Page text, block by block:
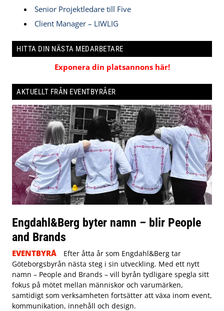
Senior Projektledare till Five
Client Manager – LIWLIG
HITTA DIN NÄSTA MEDARBETARE
Exponera din platsannons här!
AKTUELLT FRÅN EVENTBYRÅER
Engdahl&Berg byter namn – blir People
and Brands
EVENTBYRÅ
Efter åtta år som Engdahl&Berg tar
Göteborgsbyrån nästa steg i sin utveckling. Med ett nytt
namn – People and Brands – vill byrån tydligare spegla sitt
fokus på mötet mellan människor och varumärken,
samtidigt som verksamheten fortsätter att växa inom event,
kommunikation, innehåll och design.